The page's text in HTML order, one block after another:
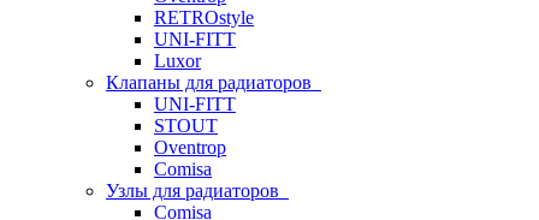
RETROstyle
UNI-FITT
Luxor
Клапаны для радиаторов
UNI-FITT
STOUT
Oventrop
Comisa
Узлы для радиаторов
Comisa